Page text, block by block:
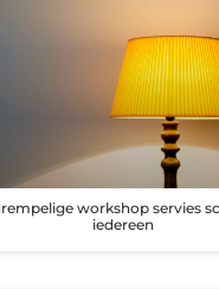
workshop servies
iedereen